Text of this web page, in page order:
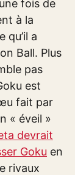
fois de
à la
qu’il a
Ball. Plus
pas
est
fait par
« éveil »
devrait
Goku en
rivaux